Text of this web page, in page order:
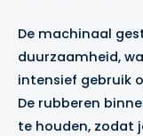
De machinaal
duurzaamheid,
intensief gebruik
De rubberen
te houden, zodat